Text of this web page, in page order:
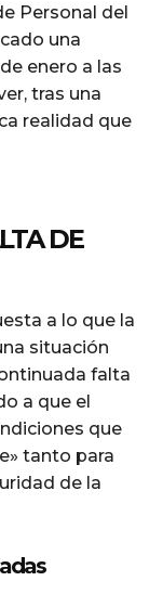
Personal del
una
enero a las
tras una
realidad que
DE
a lo que la
situación
falta
a que el
que
tanto para
de la